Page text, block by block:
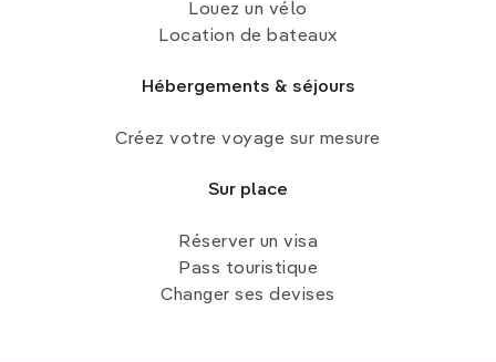
Louez un vélo
Location de bateaux
Hébergements & séjours
Créez votre voyage sur mesure
Sur place
Réserver un visa
Pass touristique
Changer ses devises